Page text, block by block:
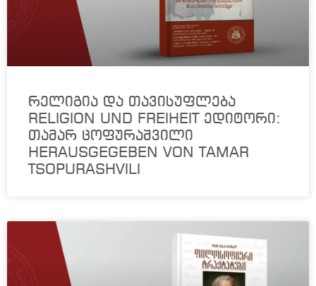
რელიგია და თავისუფლება
RELIGION UND FREIHEIT ედიტორი:
თამარ ცოფურაშვილი
HERAUSGEGEBEN VON TAMAR
TSOPURASHVILI